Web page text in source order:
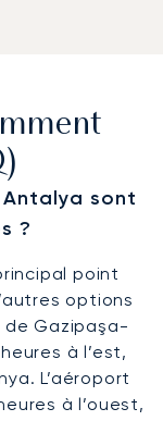
sont
?
point
options
de Gazipaşa-
à l’est,
L’aéroport
à l’ouest,